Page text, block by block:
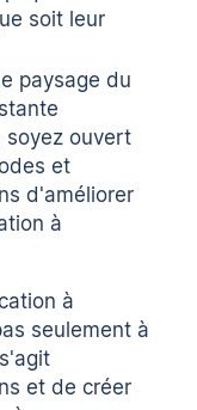
soit leur
paysage du
soyez ouvert
et
d'améliorer
à
à
seulement à
et de créer